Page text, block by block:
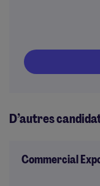
D’autres
Commercial